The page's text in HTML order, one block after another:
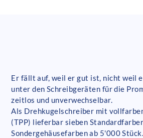
Er fällt auf, weil er gut ist, nicht weil
unter den Schreibgeräten für die
zeitlos und unverwechselbar.
Als Drehkugelschreiber mit
(TPP) lieferbar sieben
Sondergehäusefarben ab 5'000